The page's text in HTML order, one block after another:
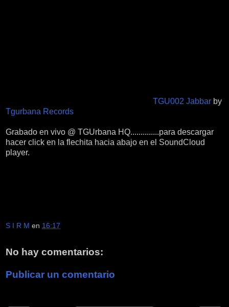
TGU002 Jabbar by
Tgurbana Records
Grabado en vivo @ TGUrbana HQ..............para descargar
hacer click en la flechita hacia abajo en el SoundCloud
player.
S I R M en 16:17
No hay comentarios:
Publicar un comentario